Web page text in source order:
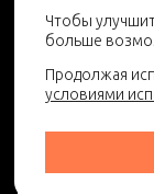
3 салона в г.
Чтобы
больше
Продолжая
условиями